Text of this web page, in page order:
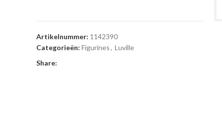
Artikelnummer: 1142390
Categorieën: Figurines, Luville
Share: